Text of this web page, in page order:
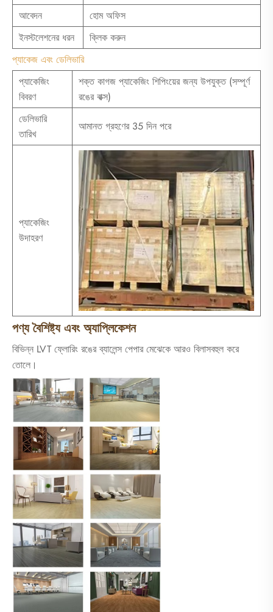
আবেদন
হোম অফিস
ইনস্টলেশনের ধরন
ক্লিক করুন
প্যাকেজ এবং ডেলিভারি
প্যাকেজিং
বিবরণ
শক্ত কাগজ প্যাকেজিং শিপিংয়ের জন্য উপযুক্ত (সম্পূর্ণ
রঙের বাক্স)
ডেলিভারি
তারিখ
আমানত গ্রহণের 35 দিন পরে
প্যাকেজিং
উদাহরণ
পণ্য বৈশিষ্ট্য এবং অ্যাপ্লিকেশন
বিভিন্ন LVT ফ্লোরিং রঙের ব্যালেন্স পেপার মেঝেকে আরও বিলাসবহুল করে
তোলে।